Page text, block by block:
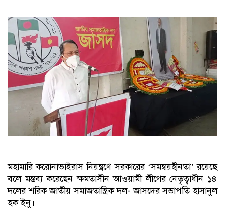
মহামারি করোনাভাইরাস নিয়ন্ত্রণে সরকারের ‘সমন্বয়হীনতা’ রয়েছে
বলে মন্তব্য করেছেন ক্ষমতাসীন আওয়ামী লীগের নেতৃত্বাধীন ১৪
দলের শরিক জাতীয় সমাজতান্ত্রিক দল- জাসদের সভাপতি হাসানুল
হক ইনু।